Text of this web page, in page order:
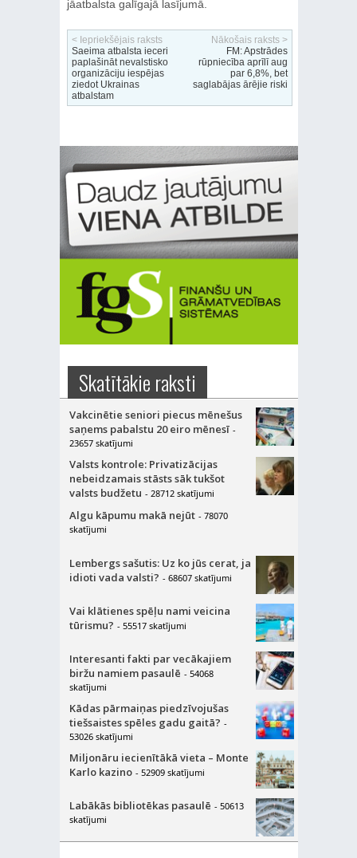
jāatbalsta galīgajā lasījumā.
< Iepriekšējais raksts
Saeima atbalsta ieceri
paplašināt nevalstisko
organizāciju iespējas
ziedot Ukrainas
atbalstam
Nākošais raksts >
FM: Apstrādes
rūpniecība aprīlī aug
par 6,8%, bet
saglabājas ārējie riski
Skatītākie raksti
Vakcinētie seniori piecus mēnešus
saņems pabalstu 20 eiro mēnesī -
23657 skatījumi
Valsts kontrole: Privatizācijas
nebeidzamais stāsts sāk tukšot
valsts budžetu - 28712 skatījumi
Algu kāpumu makā nejūt - 78070
skatījumi
Lembergs sašutis: Uz ko jūs cerat, ja
idioti vada valsti? - 68607 skatījumi
Vai klātienes spēļu nami veicina
tūrismu? - 55517 skatījumi
Interesanti fakti par vecākajiem
biržu namiem pasaulē - 54068
skatījumi
Kādas pārmaiņas piedzīvojušas
tiešsaistes spēles gadu gaitā? -
53026 skatījumi
Miljonāru iecienītākā vieta – Monte
Karlo kazino - 52909 skatījumi
Labākās bibliotēkas pasaulē - 50613
skatījumi